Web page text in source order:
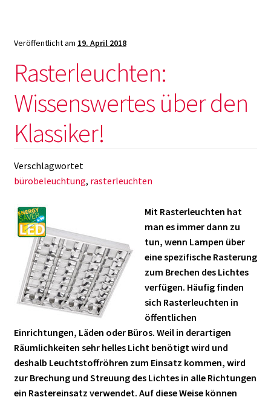
Veröffentlicht am 19. April 2018
Rasterleuchten:
Wissenswertes über den
Klassiker!
Verschlagwortet
bürobeleuchtung, rasterleuchten
Mit Rasterleuchten hat
man es immer dann zu
tun, wenn Lampen über
eine spezifische Rasterung
zum Brechen des Lichtes
verfügen. Häufig finden
sich Rasterleuchten in
öffentlichen
Einrichtungen, Läden oder Büros. Weil in derartigen
Räumlichkeiten sehr helles Licht benötigt wird und
deshalb Leuchtstoffröhren zum Einsatz kommen, wird
zur Brechung und Streuung des Lichtes in alle Richtungen
ein Rastereinsatz verwendet. Auf diese Weise können